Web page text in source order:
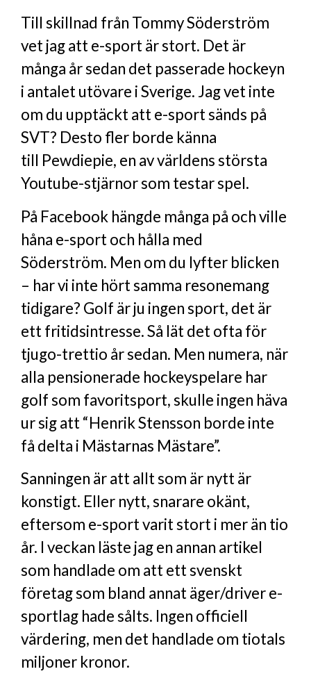
Till skillnad från Tommy Söderström
vet jag att e-sport är stort. Det är
många år sedan det passerade hockeyn
i antalet utövare i Sverige. Jag vet inte
om du upptäckt att e-sport sänds på
SVT? Desto fler borde känna
till Pewdiepie, en av världens största
Youtube-stjärnor som testar spel.
På Facebook hängde många på och ville
håna e-sport och hålla med
Söderström. Men om du lyfter blicken
– har vi inte hört samma resonemang
tidigare? Golf är ju ingen sport, det är
ett fritidsintresse. Så lät det ofta för
tjugo-trettio år sedan. Men numera, när
alla pensionerade hockeyspelare har
golf som favoritsport, skulle ingen häva
ur sig att “Henrik Stensson borde inte
få delta i Mästarnas Mästare”.
Sanningen är att allt som är nytt är
konstigt. Eller nytt, snarare okänt,
eftersom e-sport varit stort i mer än tio
år. I veckan läste jag en annan artikel
som handlade om att ett svenskt
företag som bland annat äger/driver e-
sportlag hade sålts. Ingen officiell
värdering, men det handlade om tiotals
miljoner kronor.